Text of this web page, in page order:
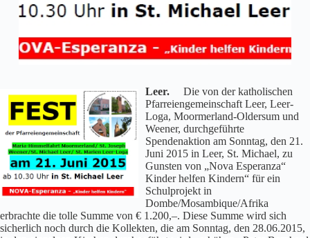
Leer.
Die von der katholischen
Pfarreiengemeinschaft Leer, Leer-
Loga, Moormerland-Oldersum und
Weener, durchgeführte
Spendenaktion am Sonntag, den 21.
Juni 2015 in Leer, St. Michael, zu
Gunsten von „Nova Esperanza“
Kinder helfen Kindern“ für ein
Schulprojekt in
Dombe/Mosambique/Afrika
erbrachte die tolle Summe von € 1.200,–. Diese Summe wird sich
sicherlich noch durch die Kollekten, die am Sonntag, den 28.06.2015,